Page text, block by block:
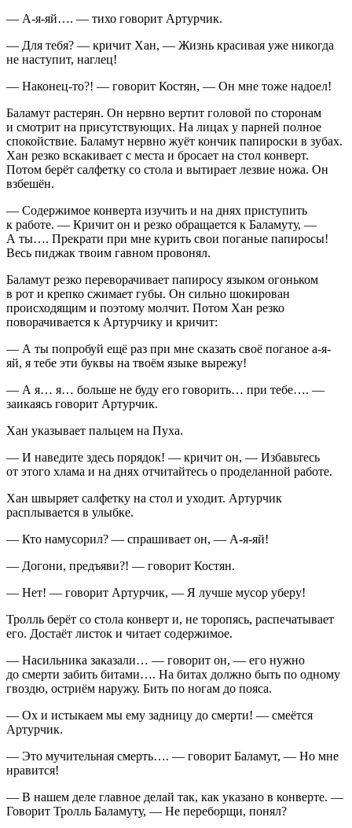
— А-я-яй…. — тихо говорит Артурчик.
— Для тебя? — кричит Хан, — Жизнь красивая уже никогда
не наступит, наглец!
— Наконец-то?! — говорит Костян, — Он мне тоже надоел!
Баламут растерян. Он нервно вертит головой по сторонам
и смотрит на присутствующих. На лицах у парней полное
спокойствие. Баламут нервно жуёт кончик папироски в зубах.
Хан резко вскакивает с места и бросает на стол конверт.
Потом берёт салфетку со стола и вытирает лезвие ножа. Он
взбешён.
— Содержимое конверта изучить и на днях приступить
к работе. — Кричит он и резко обращается к Баламуту, —
А ты…. Прекрати при мне курить свои поганые папиросы!
Весь пиджак твоим гавном провонял.
Баламут резко переворачивает папиросу языком огоньком
в рот и крепко сжимает губы. Он сильно шокирован
происходящим и поэтому молчит. Потом Хан резко
поворачивается к Артурчику и кричит:
— А ты попробуй ещё раз при мне сказать своё поганое а-я-
яй, я тебе эти буквы на твоём языке вырежу!
— А я… я… больше не буду его говорить… при тебе…. —
заикаясь говорит Артурчик.
Хан указывает пальцем на Пуха.
— И наведите здесь порядок! — кричит он, — Избавьтесь
от этого хлама и на днях отчитайтесь о проделанной работе.
Хан швыряет салфетку на стол и уходит. Артурчик
расплывается в улыбке.
— Кто намусорил? — спрашивает он, — А-я-яй!
— Догони, предъяви?! — говорит Костян.
— Нет! — говорит Артурчик, — Я лучше мусор уберу!
Тролль берёт со стола конверт и, не торопясь, распечатывает
его. Достаёт листок и читает содержимое.
— Насильника заказали… — говорит он, — его нужно
до смерти забить битами…. На битах должно быть по одному
гвоздю, остриём наружу. Бить по ногам до пояса.
— Ох и истыкаем мы ему задницу до смерти! — смеётся
Артурчик.
— Это мучительная смерть…. — говорит Баламут, — Но мне
нравится!
— В нашем деле главное делай так, как указано в конверте. —
Говорит Тролль Баламуту, — Не переборщи, понял?